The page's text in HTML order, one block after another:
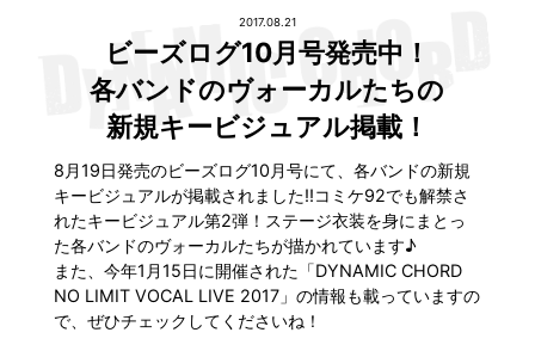
SPECIAL
2017.08.21
ビーズログ10月号発売中！
各バンドのヴォーカルたちの
新規キービジュアル掲載！
8月19日発売のビーズログ10月号にて、各バンドの新規
キービジュアルが掲載されました!!コミケ92でも解禁さ
れたキービジュアル第2弾！ステージ衣装を身にまとっ
た各バンドのヴォーカルたちが描かれています♪
また、今年1月15日に開催された「DYNAMIC CHORD
NO LIMIT VOCAL LIVE 2017」の情報も載っていますの
で、ぜひチェックしてくださいね！